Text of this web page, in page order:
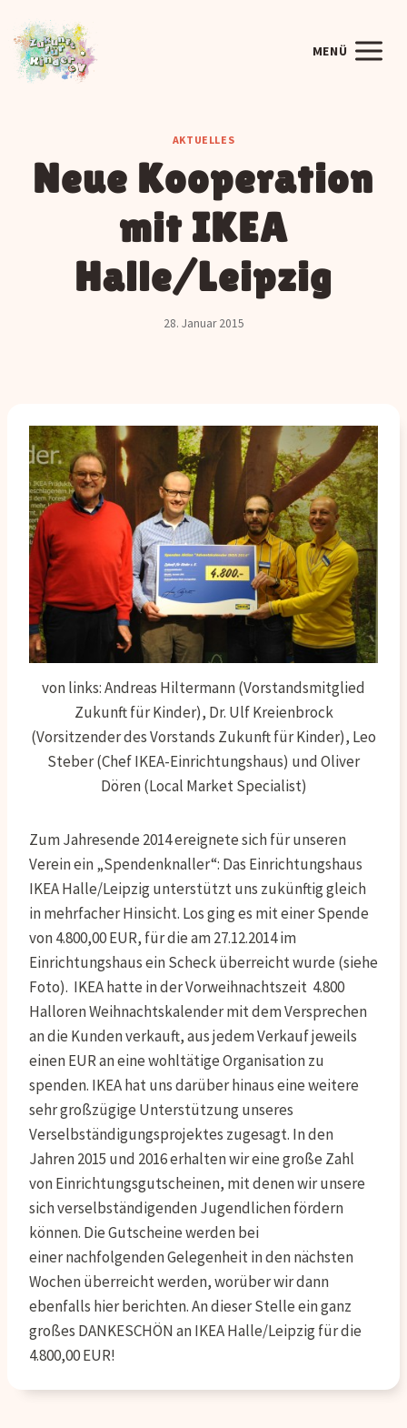
Inhalt
springen
MENÜ
AKTUELLES
Neue Kooperation
mit IKEA
Halle/Leipzig
28. Januar 2015
von links: Andreas Hiltermann (Vorstandsmitglied
Zukunft für Kinder), Dr. Ulf Kreienbrock
(Vorsitzender des Vorstands Zukunft für Kinder), Leo
Steber (Chef IKEA-Einrichtungshaus) und Oliver
Dören (Local Market Specialist)
Zum Jahresende 2014 ereignete sich für unseren
Verein ein „Spendenknaller“: Das Einrichtungshaus
IKEA Halle/Leipzig unterstützt uns zukünftig gleich
in mehrfacher Hinsicht. Los ging es mit einer Spende
von 4.800,00 EUR, für die am 27.12.2014 im
Einrichtungshaus ein Scheck überreicht wurde (siehe
Foto). IKEA hatte in der Vorweihnachtszeit 4.800
Halloren Weihnachtskalender mit dem Versprechen
an die Kunden verkauft, aus jedem Verkauf jeweils
einen EUR an eine wohltätige Organisation zu
spenden. IKEA hat uns darüber hinaus eine weitere
sehr großzügige Unterstützung unseres
Verselbständigungsprojektes zugesagt. In den
Jahren 2015 und 2016 erhalten wir eine große Zahl
von Einrichtungsgutscheinen, mit denen wir unsere
sich verselbständigenden Jugendlichen fördern
können. Die Gutscheine werden bei
einer nachfolgenden Gelegenheit in den nächsten
Wochen überreicht werden, worüber wir dann
ebenfalls hier berichten. An dieser Stelle ein ganz
großes DANKESCHÖN an IKEA Halle/Leipzig für die
4.800,00 EUR!